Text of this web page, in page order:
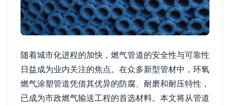
随着城市化进程的加快，燃气管道的安全性与可靠性
日益成为业内关注的焦点。在众多新型管材中，环氧
燃气涂塑管道凭借其优异的防腐、耐磨和耐压特性，
已成为市政燃气输送工程的首选材料。本文将从管道